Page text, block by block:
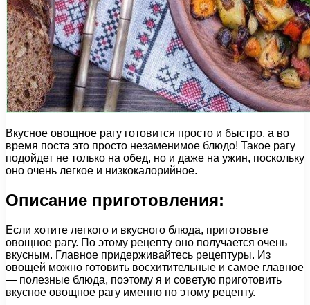
Вкусное овощное рагу готовится просто и быстро, а во
время поста это просто незаменимое блюдо! Такое рагу
подойдет не только на обед, но и даже на ужин, поскольку
оно очень легкое и низкокалорийное.
Описание приготовления:
Если хотите легкого и вкусного блюда, приготовьте
овощное рагу. По этому рецепту оно получается очень
вкусным. Главное придерживайтесь рецептуры. Из
овощей можно готовить восхитительные и самое главное
— полезные блюда, поэтому я и советую приготовить
вкусное овощное рагу именно по этому рецепту.